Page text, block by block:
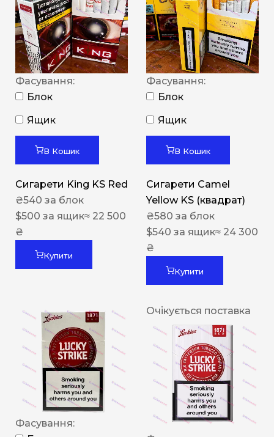
Фасування:
Блок
Ящик
В Кошик
Сигарети King KS Red
₴540 за блок
$500 за ящик≈ 22 500
₴
Купити
Фасування:
Блок
Ящик
В Кошик
Сигарети Camel
Yellow KS (квадрат)
₴580 за блок
$540 за ящик≈ 24 300
₴
Купити
Фасування:
Очікується поставка